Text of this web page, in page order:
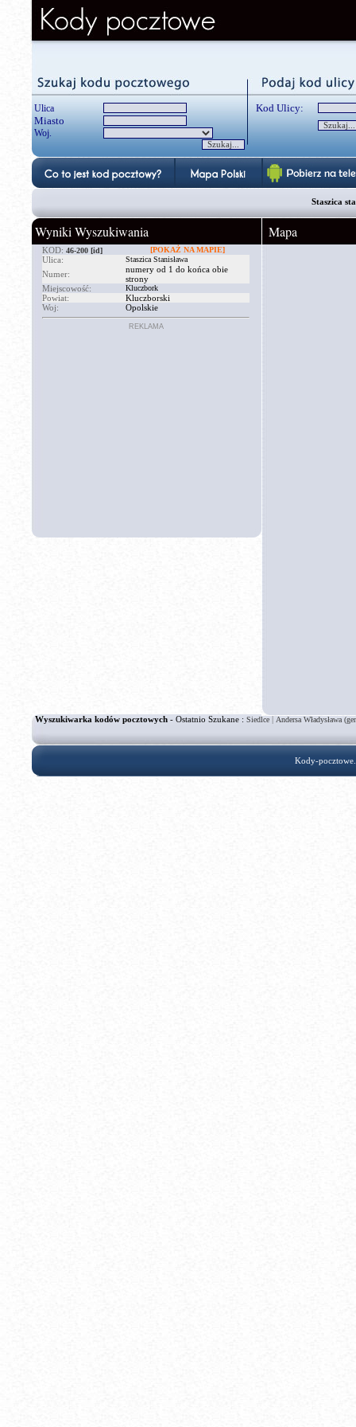
Ulica
Miasto
Woj.
Kod Ulicy:
Staszica
Wyniki Wyszukiwania
KOD: 46-200 [id] [POKAŻ NA MAPIE]
Ulica: Staszica Stanisława
Numer:
numery od 1 do końca obie
strony
Miejscowość:
Kluczbork
Powiat:
Kluczborski
Woj:
Opolskie
REKLAMA
Mapa
Wyszukiwarka kodów pocztowych - Ostatnio Szukane : Siedlce|Andersa Władysława
Kody-